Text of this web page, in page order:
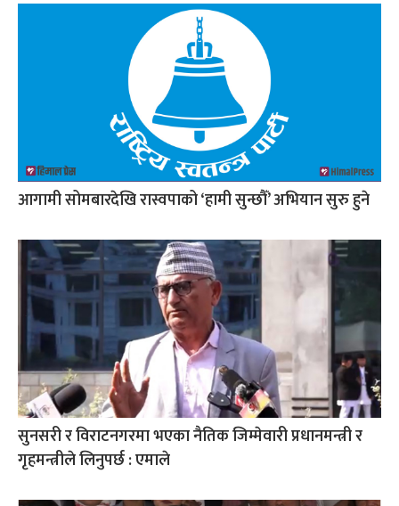
आगामी सोमबारदेखि रास्वपाको ‘हामी सुन्छौँ’ अभियान सुरु हुने
सुनसरी र विराटनगरमा भएका नैतिक जिम्मेवारी प्रधानमन्त्री र
गृहमन्त्रीले लिनुपर्छ : एमाले